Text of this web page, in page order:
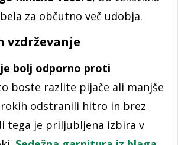
za občutno več udobja.
vzdrževanje
bolj odporno proti
boste razlite pijače ali manjše
odstranili hitro in brez
tega je priljubljena izbira v